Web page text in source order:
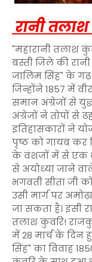
रानी
"महारानी तलाश
बस्ती जिले की
जालिम सिंह" के
जिन्होंने 1857 में
समान अंग्रेजों से
अंग्रेजों ने तोपों से
इतिहासकारों ने
पृष्ठ को गायब कर
के वंशजों में से एक थे
से अयोध्या जाने
भगवती सीता जी
उसी मार्ग पर
जा सकता है। इसी
तलाश कुंवरि!
में 28 मार्च के दिन
सिंह" का विवाह